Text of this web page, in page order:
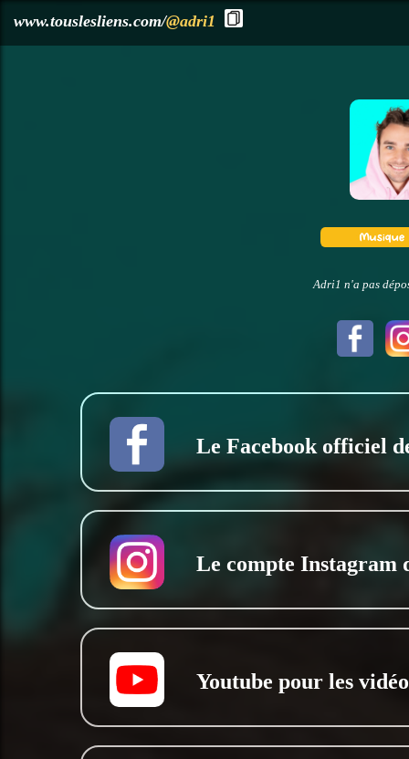
www.touslesliens.com/@adri1
Adri1 n'a pas
Le Facebook officiel
Le compte Instagram
Youtube pour les